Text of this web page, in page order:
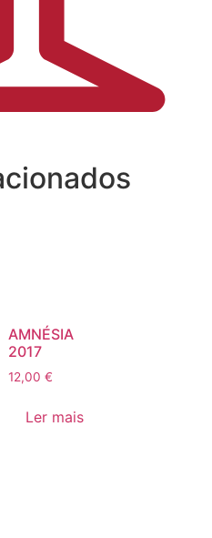
AMNÉSIA
2017
12,00 €
Ler mais